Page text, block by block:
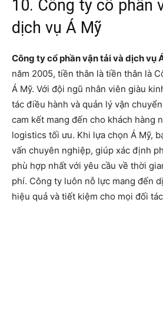
10. Công ty cổ phần
dịch vụ Á Mỹ
Công ty cổ phần vận tải và dịch vụ
năm 2005, tiền thân là tiền thân là
Á Mỹ. Với đội ngũ nhân viên giàu
tác điều hành và quản lý vận
cam kết mang đến cho khách hàng
logistics tối ưu. Khi lựa chọn Á Mỹ,
vấn chuyên nghiệp, giúp xác định
phù hợp nhất với yêu cầu về thời
phí. Công ty luôn nỗ lực mang đến
hiệu quả và tiết kiệm cho mọi đối